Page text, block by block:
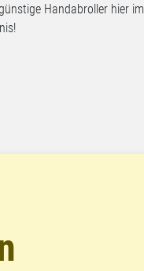
Handabroller hier im